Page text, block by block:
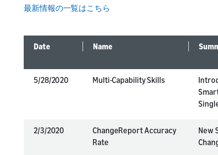
最新情報の一覧はこちら
Date Name
5/28/2020 Multi-Capability Skills
2/3/2020
ChangeReport Accuracy
Rate
New